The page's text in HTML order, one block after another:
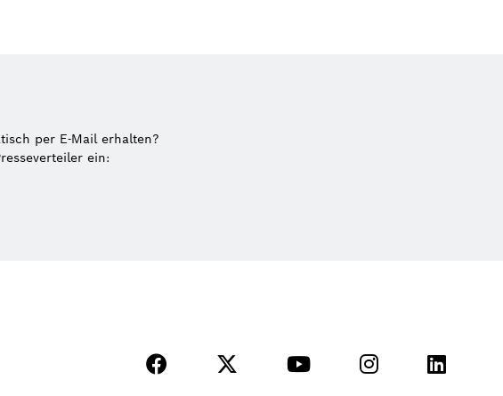
per E-Mail erhalten?
ein: